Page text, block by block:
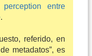
entre
.
referido, en
metadatos”, es